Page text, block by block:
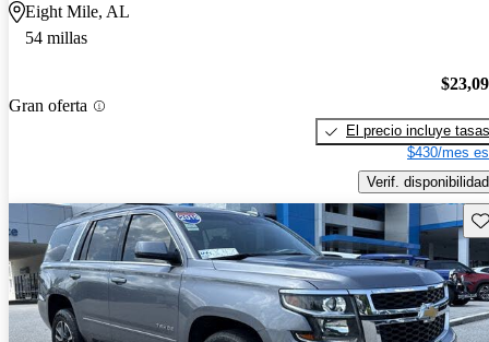
Eight Mile, AL
54 millas
Gran oferta
El precio incluye tasas
$430/mes
Verif. disponibilidad